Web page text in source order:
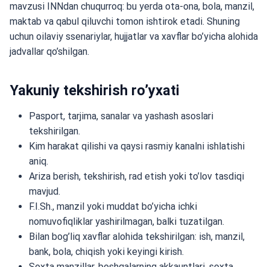
mavzusi INNdan chuqurroq: bu yerda ota-ona, bola, manzil,
maktab va qabul qiluvchi tomon ishtirok etadi. Shuning
uchun oilaviy ssenariylar, hujjatlar va xavflar bo’yicha alohida
jadvallar qo’shilgan.
Yakuniy tekshirish ro’yxati
Pasport, tarjima, sanalar va yashash asoslari
tekshirilgan.
Kim harakat qilishi va qaysi rasmiy kanalni ishlatishi
aniq.
Ariza berish, tekshirish, rad etish yoki to’lov tasdiqi
mavjud.
F.I.Sh., manzil yoki muddat bo’yicha ichki
nomuvofiqliklar yashirilmagan, balki tuzatilgan.
Bilan bog’liq xavflar alohida tekshirilgan: ish, manzil,
bank, bola, chiqish yoki keyingi kirish.